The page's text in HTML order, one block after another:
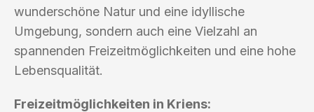
wunderschöne Natur und eine idyllische
Umgebung, sondern auch eine Vielzahl an
spannenden Freizeitmöglichkeiten und eine hohe
Lebensqualität.
Freizeitmöglichkeiten in Kriens: